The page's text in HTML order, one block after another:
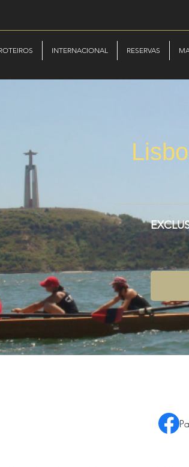
INTERNACIONAL RESERVAS